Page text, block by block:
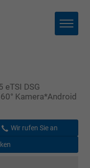
Menü
eTSI DSG
Kamera*Android
Wir rufen Sie an